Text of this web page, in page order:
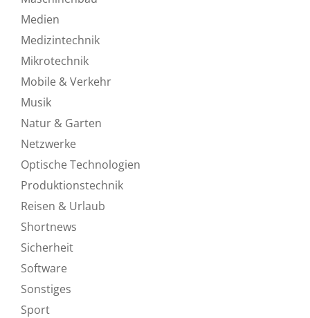
Medien
Medizintechnik
Mikrotechnik
Mobile & Verkehr
Musik
Natur & Garten
Netzwerke
Optische Technologien
Produktionstechnik
Reisen & Urlaub
Shortnews
Sicherheit
Software
Sonstiges
Sport